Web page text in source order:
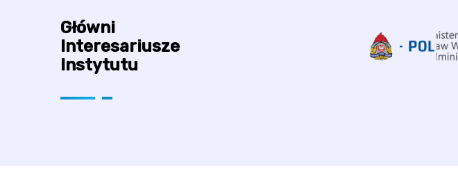
Główni
Interesariusze
Instytutu